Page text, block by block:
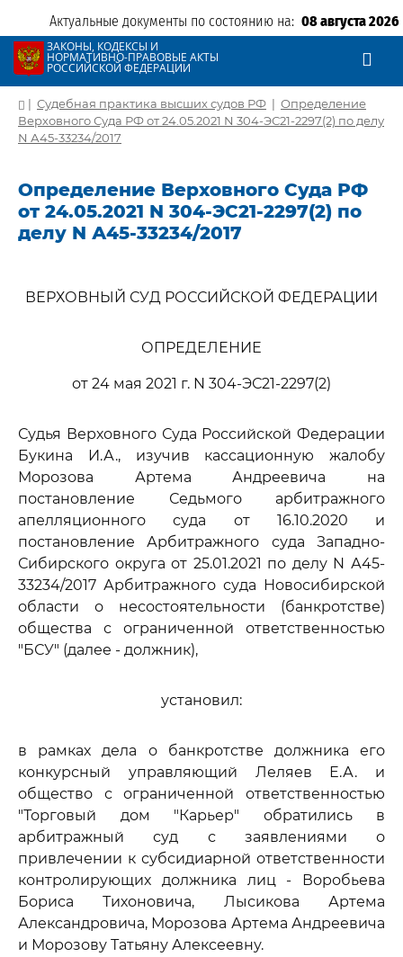
Актуальные документы по состоянию на: 08 августа 2026
ЗАКОНЫ, КОДЕКСЫ И
НОРМАТИВНО-ПРАВОВЫЕ АКТЫ
РОССИЙСКОЙ ФЕДЕРАЦИИ
| Судебная практика высших судов РФ | Определение
Верховного Суда РФ от 24.05.2021 N 304-ЭС21-2297(2) по делу
N А45-33234/2017
Определение Верховного Суда РФ
от 24.05.2021 N 304-ЭС21-2297(2) по
делу N А45-33234/2017
ВЕРХОВНЫЙ СУД РОССИЙСКОЙ ФЕДЕРАЦИИ
ОПРЕДЕЛЕНИЕ
от 24 мая 2021 г. N 304-ЭС21-2297(2)
Судья Верховного Суда Российской Федерации
Букина И.А., изучив кассационную жалобу
Морозова Артема Андреевича на
постановление Седьмого арбитражного
апелляционного суда от 16.10.2020 и
постановление Арбитражного суда Западно-
Сибирского округа от 25.01.2021 по делу N А45-
33234/2017 Арбитражного суда Новосибирской
области о несостоятельности (банкротстве)
общества с ограниченной ответственностью
"БСУ" (далее - должник),
установил:
в рамках дела о банкротстве должника его
конкурсный управляющий Леляев Е.А. и
общество с ограниченной ответственностью
"Торговый дом "Карьер" обратились в
арбитражный суд с заявлениями о
привлечении к субсидиарной ответственности
контролирующих должника лиц - Воробьева
Бориса Тихоновича, Лысикова Артема
Александровича, Морозова Артема Андреевича
и Морозову Татьяну Алексеевну.